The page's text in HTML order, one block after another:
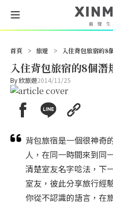
首頁 > 旅遊 > 入住背包旅宿的8
入住背包旅宿的8個潛
By欣旅遊2014/11/25
背包旅宿是一個很神奇
人，在同一時間來到同
清楚室友名字唸法，下
室友，彼此分享旅行經
你從不認識的語言，在